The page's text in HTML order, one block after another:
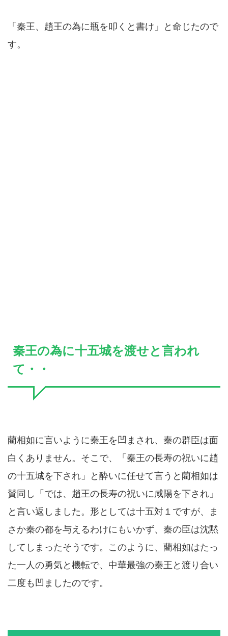
「秦王、趙王の為に瓶を叩くと書け」と命じたので
す。
秦王の為に十五城を渡せと言われ
て・・
藺相如に言いように秦王を凹まされ、秦の群臣は面
白くありません。そこで、「秦王の長寿の祝いに趙
の十五城を下され」と酔いに任せて言うと藺相如は
賛同し「では、趙王の長寿の祝いに咸陽を下され」
と言い返しました。形としては十五対１ですが、ま
さか秦の都を与えるわけにもいかず、秦の臣は沈黙
してしまったそうです。このように、藺相如はたっ
た一人の勇気と機転で、中華最強の秦王と渡り合い
二度も凹ましたのです。